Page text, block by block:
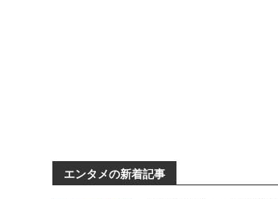
エンタメの新着記事